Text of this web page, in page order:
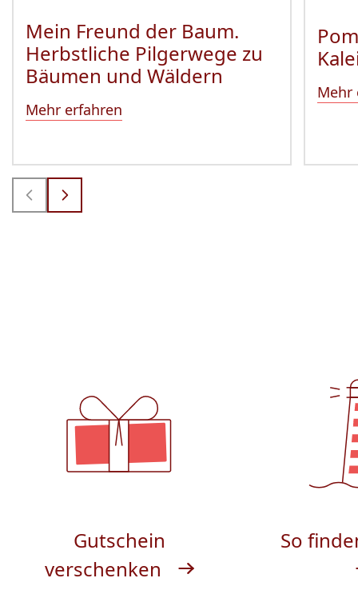
Mein Freund der Baum.
Herbstliche Pilgerwege zu
Bäumen und Wäldern
Mehr erfahren
Mehr
Gutschein
verschenken
So